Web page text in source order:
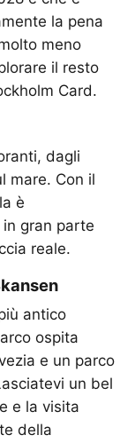
la pena
meno
il resto
Card.
dagli
mare. Con il
è
gran parte
reale.
antico
ospita
e un parco
un bel
e la visita
della